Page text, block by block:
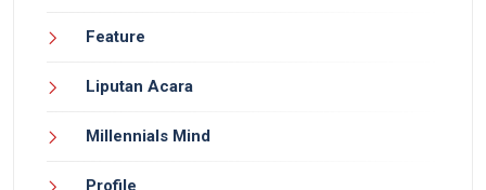
Feature
Liputan Acara
Millennials Mind
Profile